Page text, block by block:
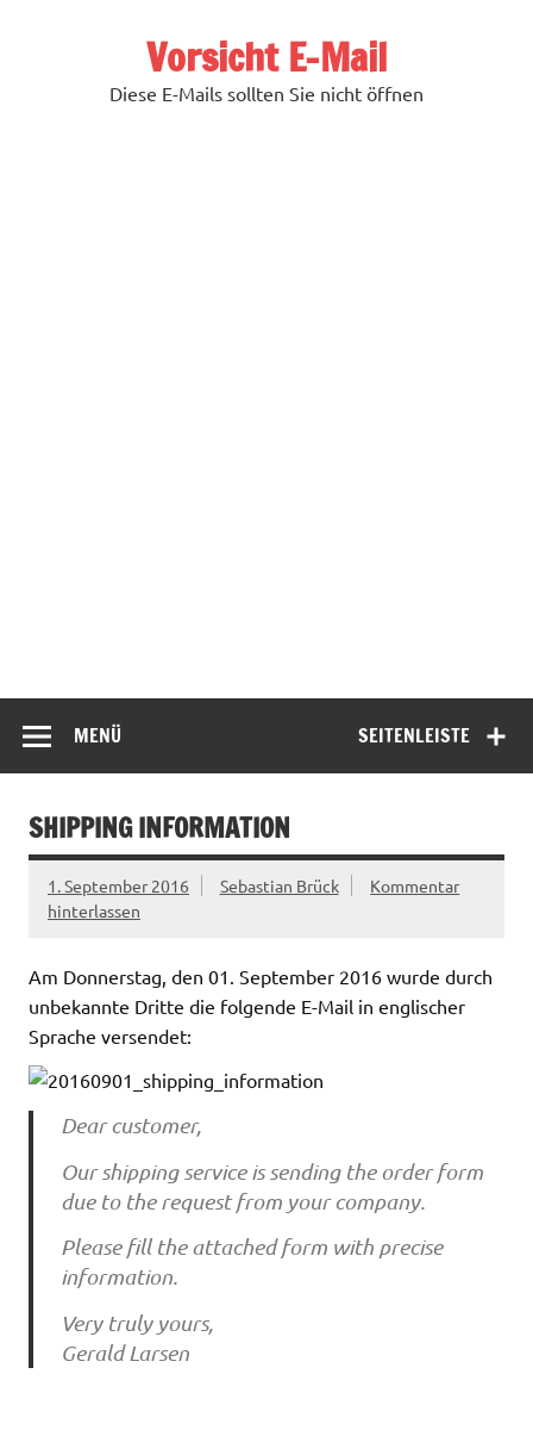
Vorsicht E-Mail
Diese E-Mails sollten Sie nicht öffnen
SEITENLEISTE
MENÜ
SHIPPING INFORMATION
1. September 2016 Sebastian Brück
Kommentar
hinterlassen
Am Donnerstag, den 01. September 2016 wurde durch
unbekannte Dritte die folgende E-Mail in englischer
Sprache versendet:
Dear customer,
Our shipping service is sending the order form
due to the request from your company.
Please fill the attached form with precise
information.
Very truly yours,
Gerald Larsen